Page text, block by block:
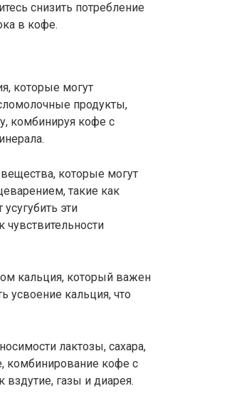
снизить потребление
в кофе.
которые могут
продукты,
комбинируя кофе с
которые могут
такие как
эти
кальция, который важен
усвоение кальция, что
лактозы, сахара,
комбинирование кофе с
газы и диарея.